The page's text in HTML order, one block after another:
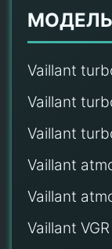
Vaillant
Vaillant
Vaillant
Vaillant
Vaillant
Vaillant